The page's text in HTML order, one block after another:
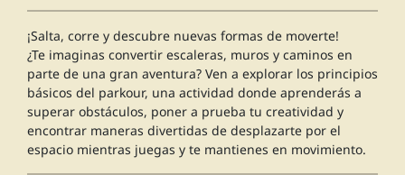
¡Salta, corre y descubre nuevas formas de moverte!
¿Te imaginas convertir escaleras, muros y caminos en
parte de una gran aventura? Ven a explorar los principios
básicos del parkour, una actividad donde aprenderás a
superar obstáculos, poner a prueba tu creatividad y
encontrar maneras divertidas de desplazarte por el
espacio mientras juegas y te mantienes en movimiento.